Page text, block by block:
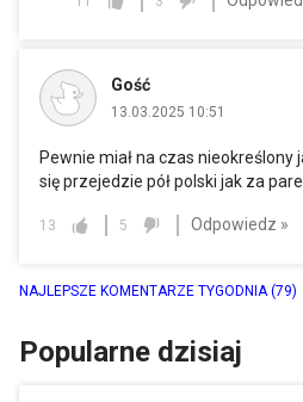
Gość
13.03.2025 10:51
Pewnie miał na czas nieokreślony
się przejedzie pół polski jak za
13 5 Odpowiedz »
NAJLEPSZE KOMENTARZE TYGODNIA (79)
Popularne dzisiaj